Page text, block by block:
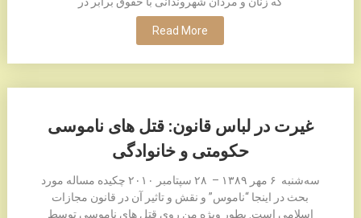
Read More
غیرت در لباس قانون: قتل های ناموسی
حکومتی و خانوادگی
سه‌شنبه ۶ مهر ۱٣٨۹ – ۲٨ سپتامبر ۲۰۱۰ چکیده مساله مورد
بحث در اینجا “ناموس” و نقش و تاثیر آن در قانون مجازات
اسلامی است. بطور ویژه من روی قتل های ناموسی توسط